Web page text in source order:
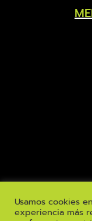
Usamos cookies
experiencia más